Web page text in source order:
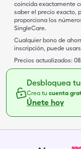
coincida exactamente
saber el precio exacto,
proporciona los
SingleCare.
Cualquier bono de
inscripción, puede
Precios actualizados:
Desbloquea
Crea tu cuenta
Únete hoy